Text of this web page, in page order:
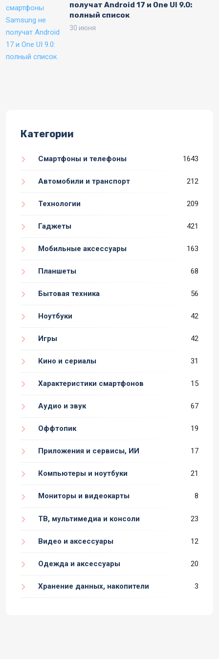
получат Android 17 и One UI 9.0:
полный список
30 июня
Категории
Смартфоны и телефоны 1643
Автомобили и транспорт 212
Технологии 209
Гаджеты 421
Мобильные аксессуары 163
Планшеты 68
Бытовая техника 56
Ноутбуки 42
Игры 42
Кино и сериалы 31
Характеристики смартфонов 15
Аудио и звук 67
Оффтопик 19
Приложения и сервисы, ИИ 17
Компьютеры и ноутбуки 21
Мониторы и видеокарты 8
ТВ, мультимедиа и консоли 23
Видео и аксессуары 12
Одежда и аксессуары 20
Хранение данных, накопители 3